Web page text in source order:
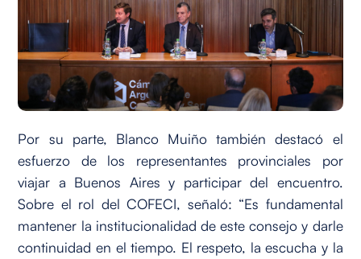
Por su parte, Blanco Muiño también destacó el
esfuerzo de los representantes provinciales por
viajar a Buenos Aires y participar del encuentro.
Sobre el rol del COFECI, señaló: “Es fundamental
mantener la institucionalidad de este consejo y darle
continuidad en el tiempo. El respeto, la escucha y la